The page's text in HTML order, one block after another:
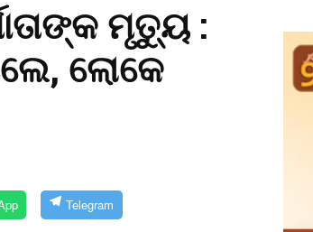
ମୃତ୍ୟୁ :
ଲୋକେ
Telegram